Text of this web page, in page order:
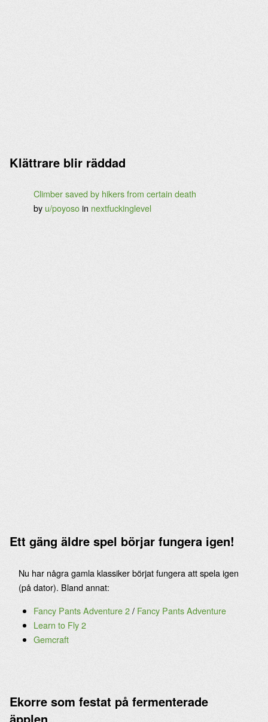
Klättrare blir räddad
Climber saved by hikers from certain death
by u/poyosoin nextfuckinglevel
Ett gäng äldre spel börjar fungera igen!
Nu har några gamla klassiker börjat fungera att spela igen
(på dator). Bland annat:
Fancy Pants Adventure 2/ Fancy Pants Adventure
Learn to Fly 2
Gemcraft
Ekorre som festat på fermenterade